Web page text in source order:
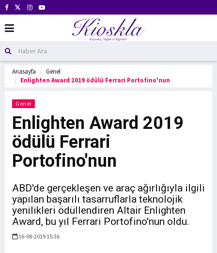
Anasayfa
Genel
Enlighten Award 2019 ödülü Ferrari Portofino'nun
Genel
Enlighten Award 2019
ödülü Ferrari
Portofino'nun
ABD'de gerçekleşen ve araç ağırlığıyla ilgili
yapılan başarılı tasarruflarla teknolojik
yenilikleri ödüllendiren Altair Enlighten
Award, bu yıl Ferrari Portofino'nun oldu.
16-08-2019 15:36